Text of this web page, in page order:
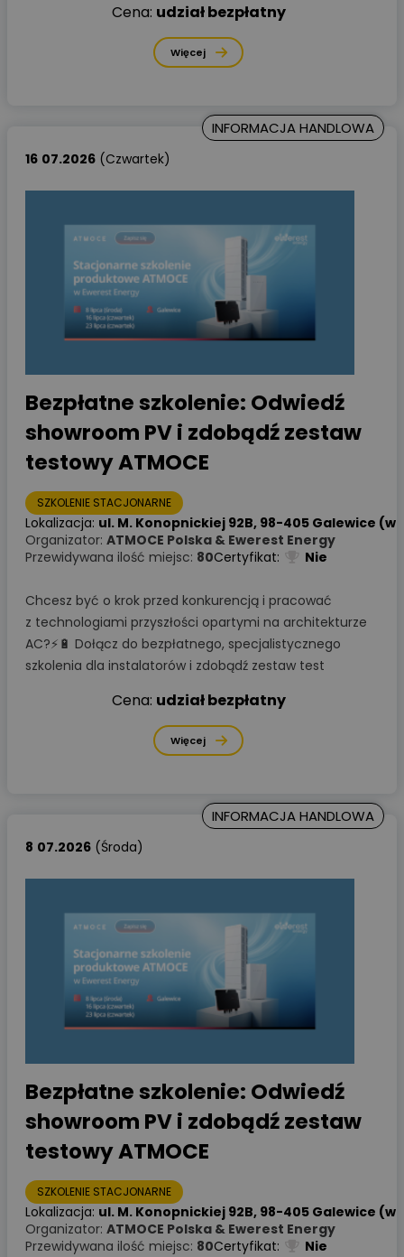
Cena: udział bezpłatny
Więcej
INFORMACJA HANDLOWA
16 07.2026 (Czwartek)
Bezpłatne szkolenie: Odwiedź
showroom PV i zdobądź zestaw
testowy ATMOCE
SZKOLENIE STACJONARNE
Lokalizacja: ul. M. Konopnickiej 92B, 98-405 Galewice
Organizator: ATMOCE Polska & Ewerest Energy
Przewidywana ilość miejsc: 80Certyfikat: Nie
Chcesz być o krok przed konkurencją i pracować
z technologiami przyszłości opartymi na architekturze
AC?⚡🔋 Dołącz do bezpłatnego, specjalistycznego
szkolenia dla instalatorów i zdobądź zestaw test
Cena: udział bezpłatny
Więcej
INFORMACJA HANDLOWA
8 07.2026 (Środa)
Bezpłatne szkolenie: Odwiedź
showroom PV i zdobądź zestaw
testowy ATMOCE
SZKOLENIE STACJONARNE
Lokalizacja: ul. M. Konopnickiej 92B, 98-405 Galewice
Organizator: ATMOCE Polska & Ewerest Energy
Przewidywana ilość miejsc: 80Certyfikat: Nie